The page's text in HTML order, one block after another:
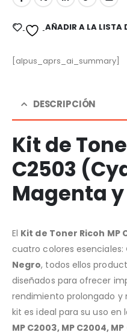
AÑADIR A LA LISTA
[alpus_aprs_ai_summary]
DESCRIPCIÓN
Kit de
C2503
Magenta
El Kit de Toner Ricoh MP
cuatro colores esenciales:
Negro, todos ellos
diseñados para ofrecer
rendimiento prolongado y
kit es ideal para su uso
MP C2003, MP C2004,